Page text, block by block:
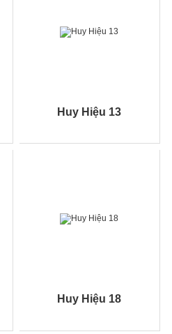
Huy Hiệu 13
Huy Hiệu 18